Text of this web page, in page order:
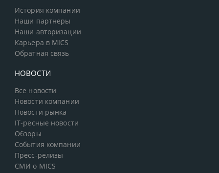
История компании
Наши партнеры
Наши авторизации
Карьера в MICS
Обратная связь
НОВОСТИ
Все новости
Новости компании
Новости рынка
IT-ресные новости
Обзоры
События компании
Пресс-релизы
СМИ о MICS